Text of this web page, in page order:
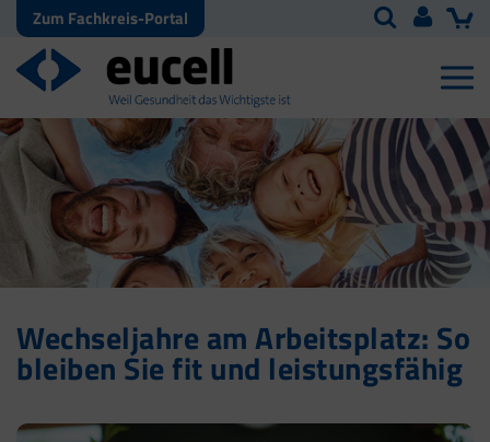
Zum Fachkreis-Portal
Wechseljahre am Arbeitsplatz: So
bleiben Sie fit und leistungsfähig